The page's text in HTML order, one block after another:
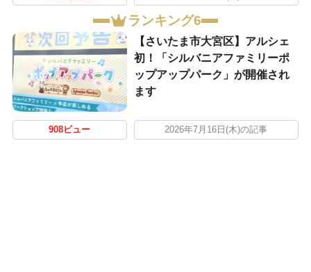
ランキング6
【さいたま市大宮区】アルシェ
初！「シルバニアファミリーポ
ップアップパーク」が開催され
ます
908ビュー 2026年7月16日(木)の記事